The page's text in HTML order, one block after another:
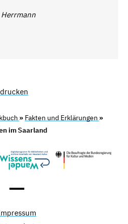
» Fakten und Erklärungen »
im Saarland